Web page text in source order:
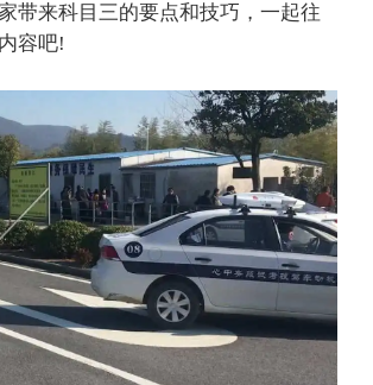
带来科目三的要点和技巧，一起往
容吧!